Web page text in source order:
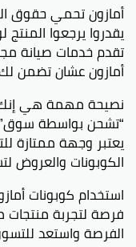
أمازون تحمي حقوق
يقدروا يرجعوا
تقدم خدمات صيانة
أمازون عشان تضمن
نصيحة مهمة هي إنك
“تشحن بواسطة
يعتبر وجهة ممتازة
الكوبونات والعروض
استخدام كوبونات
فرصة لتجربة منتجات
الفرصة واستعد